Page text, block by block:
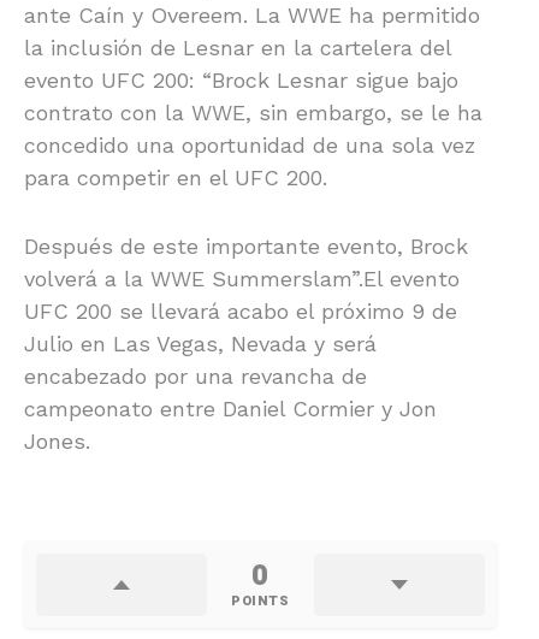
ante Caín y Overeem. La WWE ha permitido
la inclusión de Lesnar en la cartelera del
evento UFC 200: “Brock Lesnar sigue bajo
contrato con la WWE, sin embargo, se le ha
concedido una oportunidad de una sola vez
para competir en el UFC 200.
Después de este importante evento, Brock
volverá a la WWE Summerslam”.El evento
UFC 200 se llevará acabo el próximo 9 de
Julio en Las Vegas, Nevada y será
encabezado por una revancha de
campeonato entre Daniel Cormier y Jon
Jones.
0
POINTS